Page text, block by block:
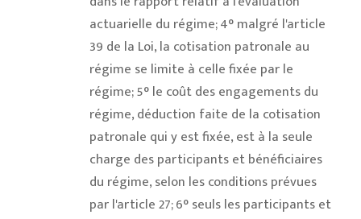
actuarielle du régime; 4° malgré l'article
39 de la Loi, la cotisation patronale au
régime se limite à celle fixée par le
régime; 5° le coût des engagements du
régime, déduction faite de la cotisation
patronale qui y est fixée, est à la seule
charge des participants et bénéficiaires
du régime, selon les conditions prévues
par l'article 27; 6° seuls les participants et